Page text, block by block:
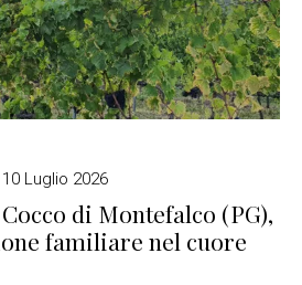
10 Luglio 2026
di Montefalco (PG),
familiare nel cuore